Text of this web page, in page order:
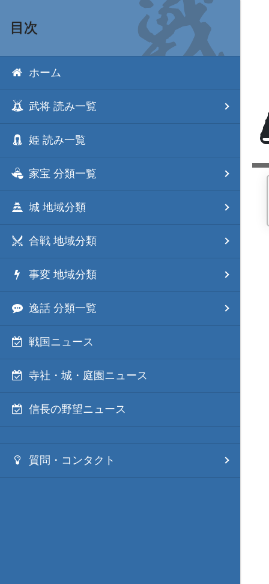
目次
ホーム
武将 読み一覧
姫 読み一覧
家宝 分類一覧
城 地域分類
合戦 地域分類
事変 地域分類
逸話 分類一覧
戦国ニュース
寺社・城・庭園ニュース
信長の野望ニュース
質問・コンタクト